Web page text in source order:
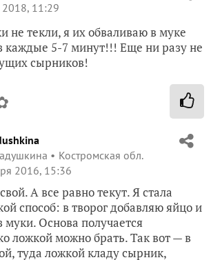
11:29
не текли, я их обваливаю в муке
каждые 5-7 минут!!! Еще ни разу не
сырников!
Костромская обл.
2016, 15:36
А все равно текут. Я стала
способ: в творог добавляю яйцо и
муки. Основа получается
ложкой можно брать. Так вот — в
туда ложкой кладу сырник,